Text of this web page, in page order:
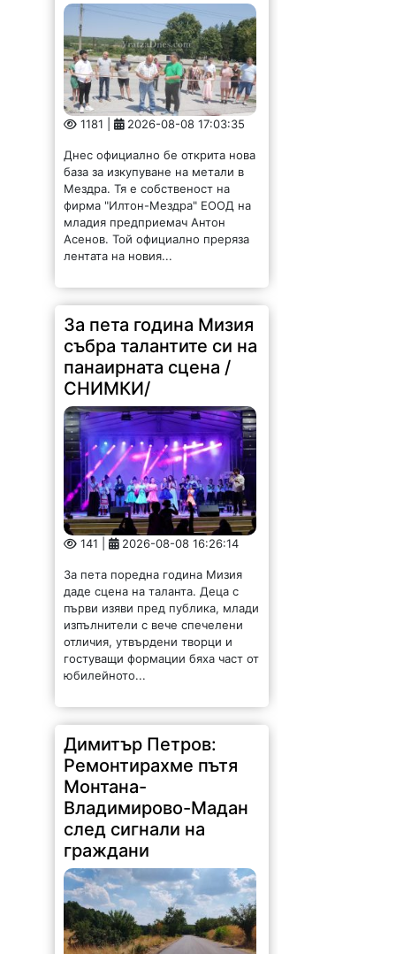
1181 | 2026-08-08 17:03:35
Днес официално бе открита нова
база за изкупуване на метали в
Мездра. Тя е собственост на
фирма "Илтон-Мездра" ЕООД на
младия предприемач Антон
Асенов. Той официално преряза
лентата на новия...
За пета година Мизия
събра талантите си на
панаирната сцена /
СНИМКИ/
141 | 2026-08-08 16:26:14
За пета поредна година Мизия
даде сцена на таланта. Деца с
първи изяви пред публика, млади
изпълнители с вече спечелени
отличия, утвърдени творци и
гостуващи формации бяха част от
юбилейното...
Димитър Петров:
Ремонтирахме пътя
Монтана-
Владимирово-Мадан
след сигнали на
граждани